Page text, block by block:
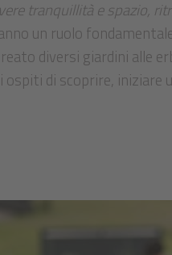
tranquillità e spazio,
un ruolo
diversi giardini alle
ospiti di scoprire,